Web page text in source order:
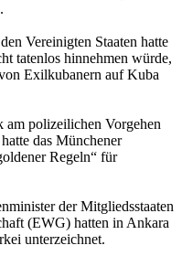
Vereinigten Staaten hatte
tatenlos hinnehmen würde,
Exilkubanern auf Kuba
polizeilichen Vorgehen
das Münchener
Regeln“ für
der Mitgliedsstaaten
(EWG) hatten in Ankara
unterzeichnet.